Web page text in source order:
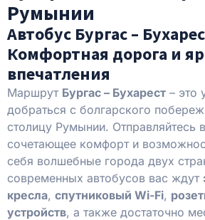
Румынии
Автобус Бургас –
Комфортная дорога и
впечатления
Маршрут Бургас – Бухарест – это
добраться с болгарского
столицу Румынии. Отправляйтесь
сочетающее комфорт и
себя волшебные города двух
современных автобусов вас ждут
кресла, спутниковый Wi-Fi,
устройств, а также достаточно